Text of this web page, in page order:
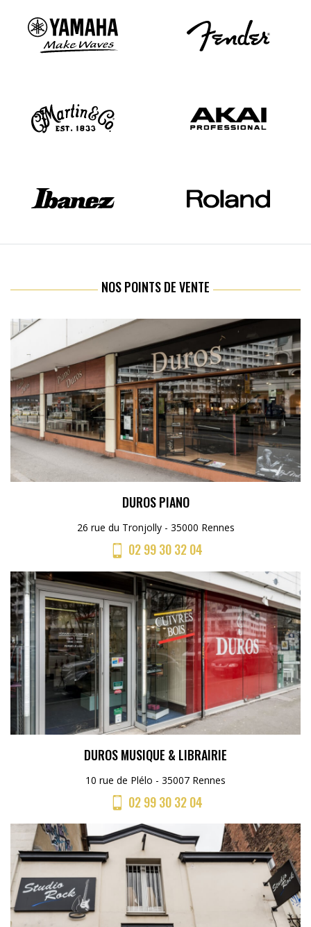
NOS POINTS DE VENTE
DUROS PIANO
26 rue du Tronjolly - 35000 Rennes
02 99 30 32 04
DUROS MUSIQUE & LIBRAIRIE
10 rue de Plélo - 35007 Rennes
02 99 30 32 04